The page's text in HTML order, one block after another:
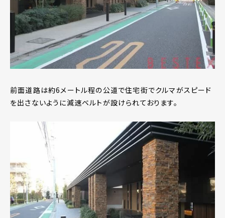
前面道路は約6メートル程の公道で住宅街でクルマがスピード
を出さないように減速ベルトが設けられております。